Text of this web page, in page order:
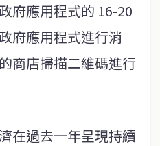
府應用程式的 16-20
府應用程式進行消
商店掃描二維碼進行
在過去一年呈現持續